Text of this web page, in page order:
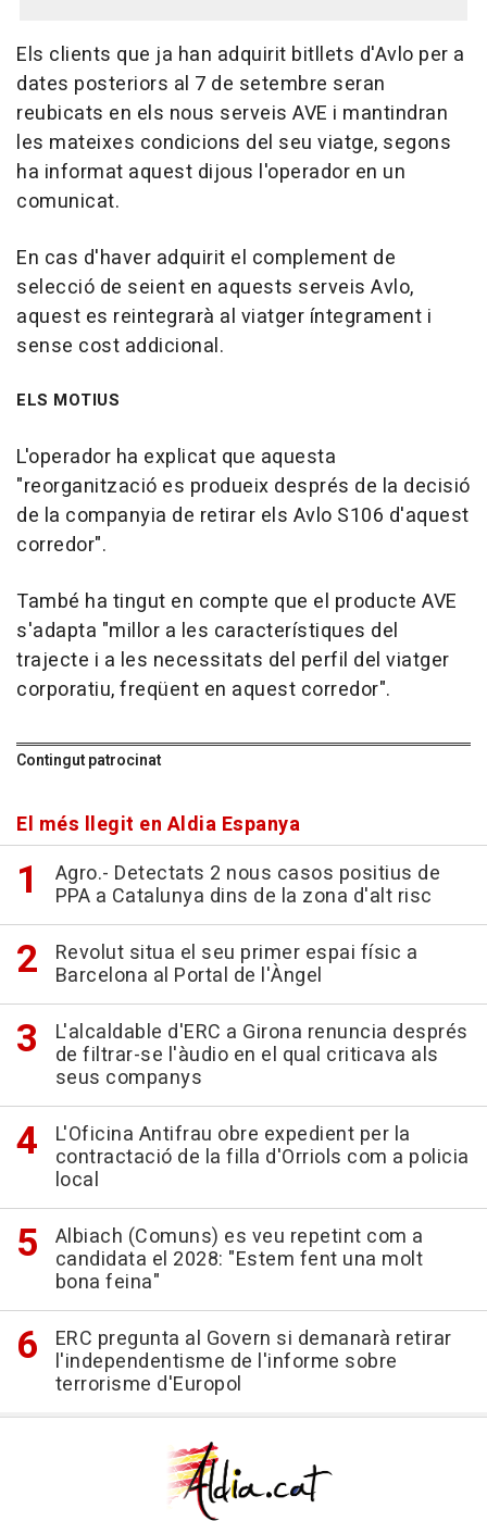
Els clients que ja han adquirit bitllets d'Avlo per a
dates posteriors al 7 de setembre seran
reubicats en els nous serveis AVE i mantindran
les mateixes condicions del seu viatge, segons
ha informat aquest dijous l'operador en un
comunicat.
En cas d'haver adquirit el complement de
selecció de seient en aquests serveis Avlo,
aquest es reintegrarà al viatger íntegrament i
sense cost addicional.
ELS MOTIUS
L'operador ha explicat que aquesta
"reorganització es produeix després de la decisió
de la companyia de retirar els Avlo S106 d'aquest
corredor".
També ha tingut en compte que el producte AVE
s'adapta "millor a les característiques del
trajecte i a les necessitats del perfil del viatger
corporatiu, freqüent en aquest corredor".
Contingut patrocinat
El més llegit en Aldia Espanya
Agro.- Detectats 2 nous casos positius de
PPA a Catalunya dins de la zona d'alt risc
Revolut situa el seu primer espai físic a
Barcelona al Portal de l'Àngel
L'alcaldable d'ERC a Girona renuncia després
de filtrar-se l'àudio en el qual criticava als
seus companys
L'Oficina Antifrau obre expedient per la
contractació de la filla d'Orriols com a policia
local
Albiach (Comuns) es veu repetint com a
candidata el 2028: "Estem fent una molt
bona feina"
ERC pregunta al Govern si demanarà retirar
l'independentisme de l'informe sobre
terrorisme d'Europol